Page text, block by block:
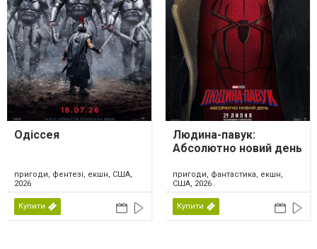
Одіссея
пригоди, фентезі, екшн, США,
2026
Купити
Людина-павук:
Абсолютно новий день
пригоди, фантастика, екшн,
США, 2026
Купити